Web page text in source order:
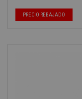
PRECIO REBAJADO